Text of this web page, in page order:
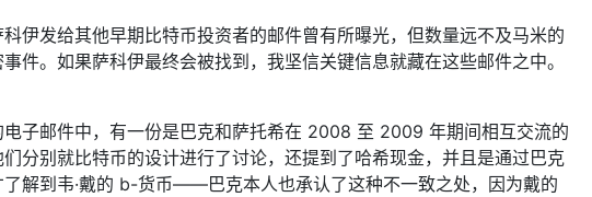
科伊发给其他早期比特币投资者的邮件曾有所曝光，但数量远不及马米的
件。如果萨科伊最终会被找到，我坚信关键信息就藏在这些邮件之中。
电子邮件中，有一份是巴克和萨托希在 2008 至 2009 年期间相互交流的
分别就比特币的设计进行了讨论，还提到了哈希现金，并且是通过巴克
了解到韦·戴的 b-货币——巴克本人也承认了这种不一致之处，因为戴的